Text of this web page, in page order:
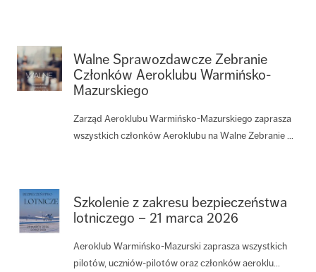
Walne Sprawozdawcze Zebranie
Członków Aeroklubu Warmińsko-
Mazurskiego
Zarząd Aeroklubu Warmińsko-Mazurskiego zaprasza
wszystkich członków Aeroklubu na Walne Zebranie ...
Szkolenie z zakresu bezpieczeństwa
lotniczego – 21 marca 2026
Aeroklub Warmińsko-Mazurski zaprasza wszystkich
pilotów, uczniów-pilotów oraz członków aeroklu...